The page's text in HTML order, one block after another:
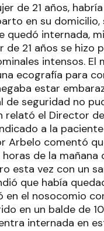
de 21 años,
en su
quedó internada,
de 21 años se
intensos.
ecografía para
estar
de seguridad no
relató el Director
a la
Arbelo comentó
de la
esta vez con un
que había
en el nosocomio
en un balde de
internada en